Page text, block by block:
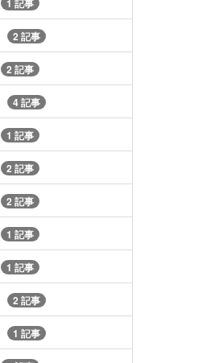
1 記事
2 記事
2 記事
4 記事
1 記事
2 記事
2 記事
1 記事
1 記事
2 記事
1 記事